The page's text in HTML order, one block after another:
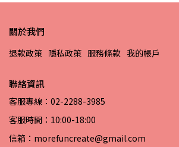
關於我們
退款政策 隱私政策 服務條款 我的帳戶
聯絡資訊
客服專線：02-2288-3985
客服時間：10:00-18:00
信箱：morefuncreate@gmail.com